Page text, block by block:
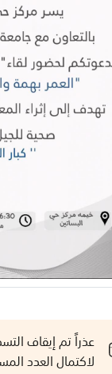
عذراً تم إيقاف
لاكتمال العدد